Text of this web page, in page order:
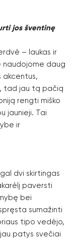
jos šventinę
– laukas ir
naudojome daug
akcentus,
tad jau tą pačią
rengti miško
jaunieji. Tai
ir
dvi skirtingas
paversti
bei
sumažinti
tipo vedėjo,
patys svečiai